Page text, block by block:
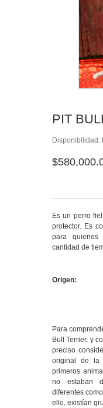
PIT
Disponibilidad:
Es un perro
protector. Es
para
cantidad de
Origen:
Para
Bull Terrier, y
preciso
original de la
primeros
no estaban
diferentes
ello, existían